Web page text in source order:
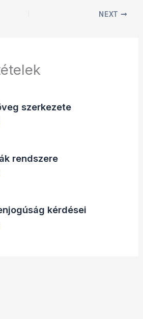
NEXT
szerkezete
rendszere
kérdései